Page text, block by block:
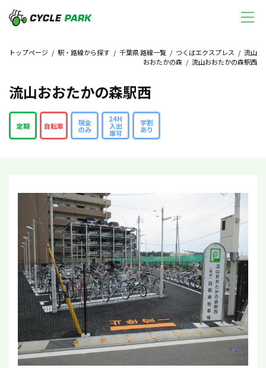
トップページ / 駅・路線から探す / 千葉県 路線一覧 / つくばエクスプレス / 流山
おおたかの森 / 流山おおたかの森駅西
流山おおたかの森駅西
定期 自転車 現金
のみ
24H
入出
庫可
学割
あり